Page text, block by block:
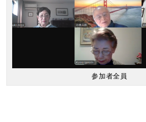
参加者全員